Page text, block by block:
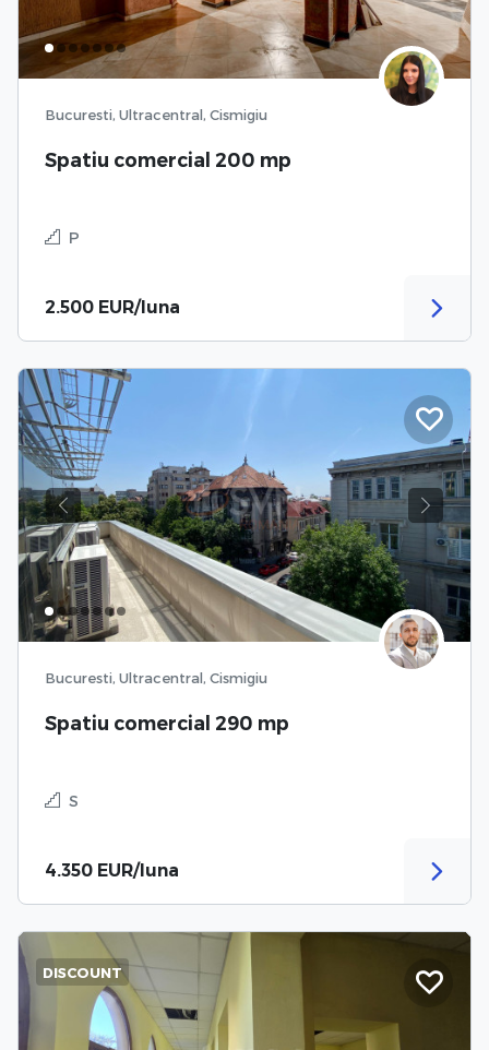
Bucuresti, Ultracentral, Cismigiu
Spatiu comercial 200 mp
P
2.500 EUR/luna
Previous Next
Bucuresti, Ultracentral, Cismigiu
Spatiu comercial 290 mp
S
4.350 EUR/luna
DISCOUNT